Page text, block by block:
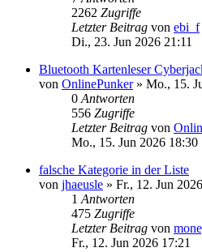
2262 Zugriffe
Letzter Beitrag von ebi_f
Di., 23. Jun 2026 21:11
Bluetooth Kartenleser
von OnlinePunker» Mo., 15.
0 Antworten
556 Zugriffe
Letzter Beitrag von
Mo., 15. Jun 2026 18:30
falsche Kategorie in der Liste
von jhaeusle » Fr., 12. Jun
1 Antworten
475 Zugriffe
Letzter Beitrag von
Fr., 12. Jun 2026 17:21